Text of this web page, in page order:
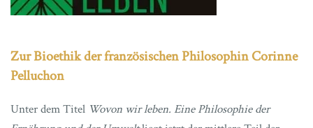
Zur Bioethik der französischen Philosophin Corinne
Pelluchon
Unter dem Titel Wovon wir leben. Eine Philosophie der